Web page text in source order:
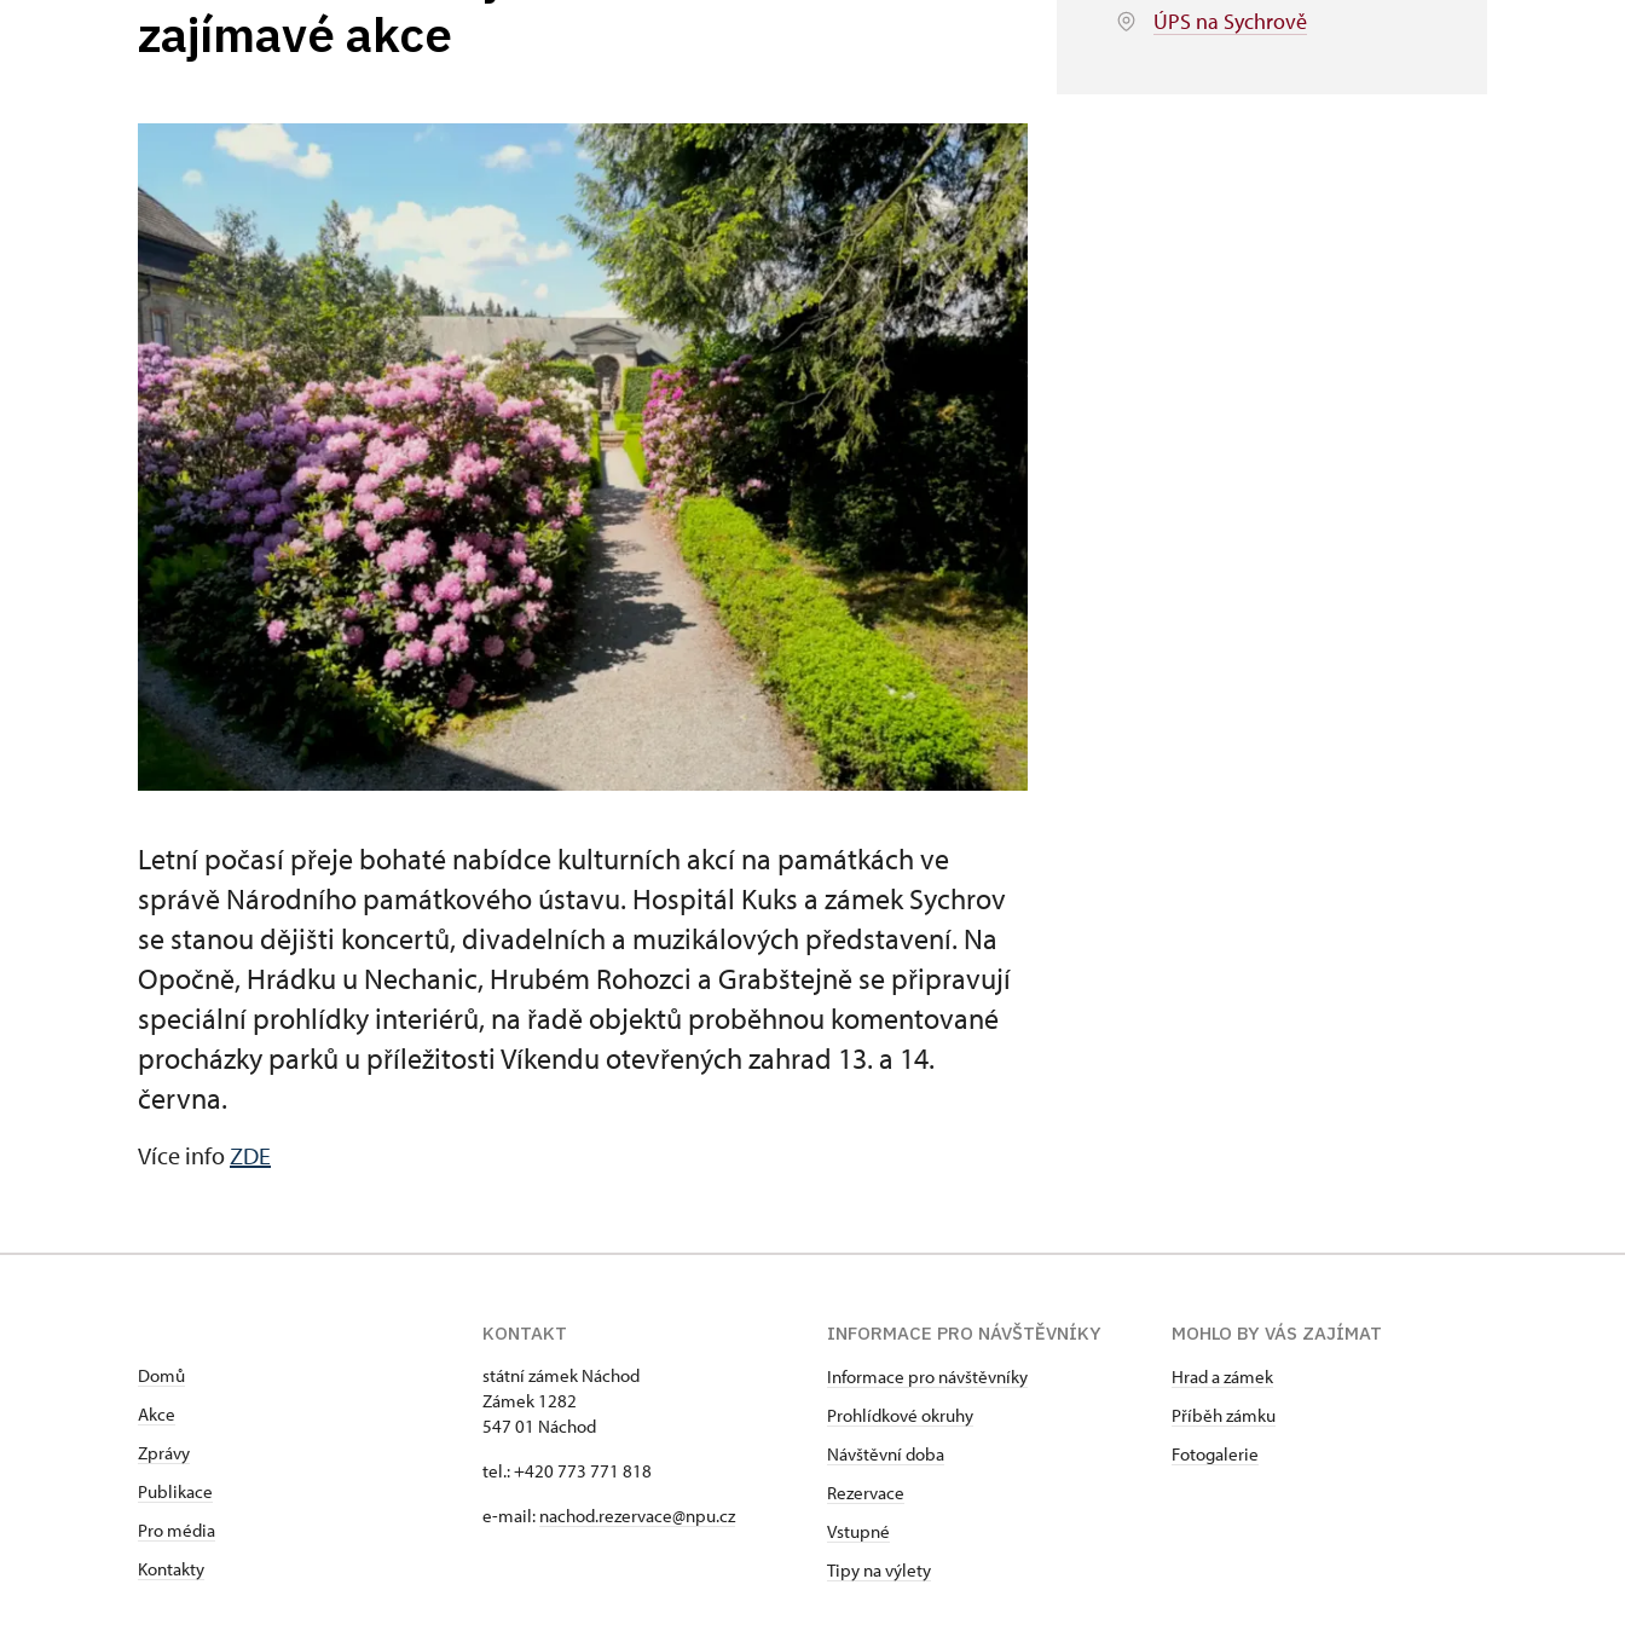
zajímavé akce
Letní počasí přeje bohaté nabídce kulturních akcí na památkách ve
správě Národního památkového ústavu. Hospitál Kuks a zámek Sychrov
se stanou dějišti koncertů, divadelních a muzikálových představení. Na
Opočně, Hrádku u Nechanic, Hrubém Rohozci a Grabštejně se připravují
speciální prohlídky interiérů, na řadě objektů proběhnou komentované
procházky parků u příležitosti Víkendu otevřených zahrad 13. a 14.
června.
Více infoZDE
ÚPS na Sychrově
Domů
Akce
Zprávy
Publikace
Pro média
Kontakty
KONTAKT
státní zámek Náchod
Zámek 1282
547 01 Náchod
tel.: +420 773 771 818
e-mail: nachod.rezervace@npu.cz
INFORMACE PRO NÁVŠTĚVNÍKY
Informace pro návštěvníky
Prohlídkové okruhy
Návštěvní doba
Rezervace
Vstupné
Tipy na výlety
MOHLO BY VÁS ZAJÍMAT
Hrad a zámek
Příběh zámku
Fotogalerie